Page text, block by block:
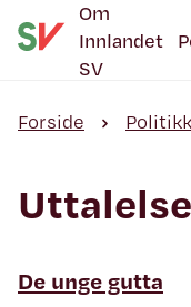
Om
Innlandet
SV
Forside
De unge gutta